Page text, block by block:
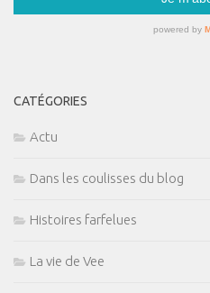
CATÉGORIES
Actu
Dans les coulisses du blog
Histoires farfelues
La vie de Vee